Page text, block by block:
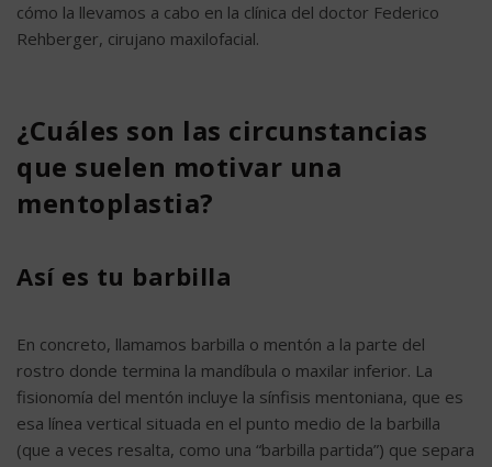
cómo la llevamos a cabo en la clínica del doctor Federico
Rehberger, cirujano maxilofacial.
¿Cuáles son las circunstancias
que suelen motivar una
mentoplastia?
Así es tu barbilla
En concreto, llamamos barbilla o mentón a la parte del
rostro donde termina la mandíbula o maxilar inferior. La
fisionomía del mentón incluye la sínfisis mentoniana, que es
esa línea vertical situada en el punto medio de la barbilla
(que a veces resalta, como una “barbilla partida”) que separa